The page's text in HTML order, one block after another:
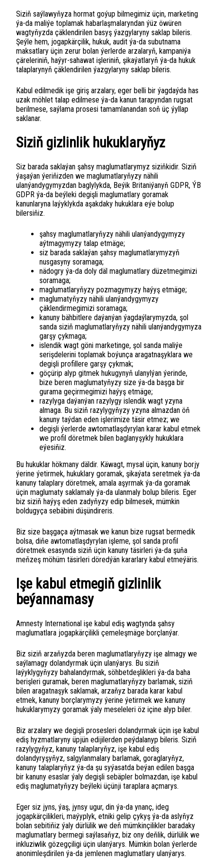
Siziň saýlawyňyza hormat goýup bilmegimiz üçin, marketing
ýa-da maliýe toplamak habarlaşmalaryndan ýüz öwüren
wagtyňyzda çäklendirilen basyş ýazgylaryny saklap bileris.
Şeýle hem, jogapkärçilik, hukuk, audit ýa-da subutnama
maksatlary üçin zerur bolan ýerlerde arzalaryň, kampaniýa
çäreleriniň, haýyr-sahawat işleriniň, şikaýatlaryň ýa-da hukuk
talaplarynyň çäklendirilen ýazgylaryny saklap bileris.
Kabul edilmedik işe giriş arzalary, eger belli bir ýagdaýda has
uzak möhlet talap edilmese ýa-da kanun tarapyndan rugsat
berilmese, saýlama prosesi tamamlanandan soň üç ýyllap
saklanar.
Siziň gizlinlik hukuklaryňyz
Siz barada saklaýan şahsy maglumatlarymyz siziňkidir. Siziň
ýaşaýan ýeriňizden we maglumatlaryňyzy nähili
ulanýandygymyzdan baglylykda, Beýik Britaniýanyň GDPR, ÝB
GDPR ýa-da beýleki degişli maglumatlary goramak
kanunlaryna laýyklykda aşakdaky hukuklara eýe bolup
bilersiňiz.
şahsy maglumatlaryňyzy nähili ulanýandygymyzy
aýtmagymyzy talap etmäge;
siz barada saklaýan şahsy maglumatlarymyzyň
nusgasyny soramaga;
nädogry ýa-da doly däl maglumatlary düzetmegimizi
soramaga;
maglumatlaryňyzy pozmagymyzy haýyş etmäge;
maglumatyňyzy nähili ulanýandygymyzy
çäklendirmegimizi soramaga;
kanuny bähbitlere daýanýan ýagdaýlarymyzda, şol
sanda siziň maglumatlaryňyzy nähili ulanýandygymyza
garşy çykmaga;
islendik wagt göni marketinge, şol sanda maliýe
serişdelerini toplamak boýunça aragatnaşyklara we
degişli profillere garşy çykmak;
göçürip alyp gitmek hukugynyň ulanylýan ýerinde,
bize beren maglumatyňyzy size ýa-da başga bir
gurama geçirmegimizi haýyş etmäge;
razylyga daýanýan razylygy islendik wagt yzyna
almaga. Bu siziň razylygyňyzy yzyna almazdan öň
kanuny taýdan eden işlerimize täsir etmez; we
degişli ýerlerde awtomatlaşdyrylan karar kabul etmek
we profil döretmek bilen baglanyşykly hukuklara
eýesiňiz.
Bu hukuklar hökmany däldir. Käwagt, mysal üçin, kanuny borjy
ýerine ýetirmek, hukuklary goramak, şikaýata seretmek ýa-da
kanuny talaplary döretmek, amala aşyrmak ýa-da goramak
üçin maglumaty saklamaly ýa-da ulanmaly bolup bileris. Eger
biz siziň haýyş eden zadyňyzy edip bilmesek, mümkin
boldugyça sebäbini düşündireris.
Biz size başgaça aýtmasak we kanun bize rugsat bermedik
bolsa, diňe awtomatlaşdyrylan işleme, şol sanda profil
döretmek esasynda siziň üçin kanuny täsirleri ýa-da şuňa
meňzeş möhüm täsirleri döredýän kararlary kabul etmeýäris.
Işe kabul etmegiň gizlinlik
beýannamasy
Amnesty International işe kabul ediş wagtynda şahsy
maglumatlara jogapkärçilikli çemeleşmäge borçlanýar.
Biz siziň arzaňyzda beren maglumatlaryňyzy işe almagy we
saýlamagy dolandyrmak üçin ulanýarys. Bu siziň
laýyklygyňyzy bahalandyrmak, söhbetdeşlikleri ýa-da baha
berişleri guramak, beren maglumatlaryňyzy barlamak, siziň
bilen aragatnaşyk saklamak, arzaňyz barada karar kabul
etmek, kanuny borçlarymyzy ýerine ýetirmek we kanuny
hukuklarymyzy goramak ýaly meseleleri öz içine alyp biler.
Biz arzalary we degişli prosesleri dolandyrmak üçin işe kabul
ediş hyzmatlaryny üpjün edijilerden peýdalanyp bileris. Siziň
razylygyňyz, kanuny talaplaryňyz, işe kabul ediş
dolandyryşyňyz, salgylanmalary barlamak, goraglaryňyz,
kanuny talaplaryňyz ýa-da şu syýasatda beýan edilen başga
bir kanuny esaslar ýaly degişli sebäpler bolmazdan, işe kabul
ediş maglumatyňyzy beýleki üçünji taraplara açmarys.
Eger siz jyns, ýaş, jynsy ugur, din ýa-da ynanç, ideg
jogapkärçilikleri, maýyplyk, etniki gelip çykyş ýa-da aslyňyz
bolan sebitiňiz ýaly dürlülik we deň mümkinçilikler baradaky
maglumatlary bermegi saýlasaňyz, biz ony deňlik, dürlülik we
inkluziwlik gözegçiligi üçin ulanýarys. Mümkin bolan ýerlerde
anonimleşdirilen ýa-da jemlenen maglumatlary ulanýarys.